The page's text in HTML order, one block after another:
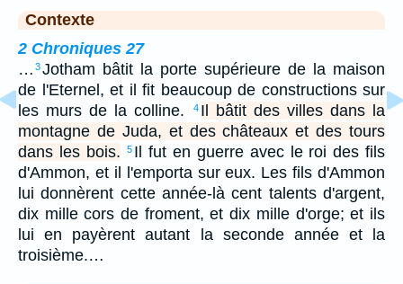
Contexte
2 Chroniques 27
… 3Jotham bâtit la porte supérieure de la maison
de l'Eternel, et il fit beaucoup de constructions sur
les murs de la colline.
4 Il bâtit des villes dans la
montagne de Juda, et des châteaux et des tours
dans les bois.
5 Il fut en guerre avec le roi des fils
d'Ammon, et il l'emporta sur eux. Les fils d'Ammon
lui donnèrent cette année-là cent talents d'argent,
dix mille cors de froment, et dix mille d'orge; et ils
lui en payèrent autant la seconde année et la
troisième.…